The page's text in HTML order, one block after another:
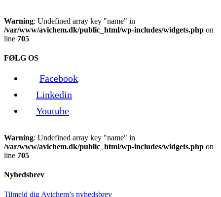
Warning: Undefined array key "name" in
/var/www/avichem.dk/public_html/wp-includes/widgets.php on
line 705
FØLG OS
Facebook
Linkedin
Youtube
Warning: Undefined array key "name" in
/var/www/avichem.dk/public_html/wp-includes/widgets.php on
line 705
Nyhedsbrev
Tilmeld dig Avichem’s nyhedsbrev